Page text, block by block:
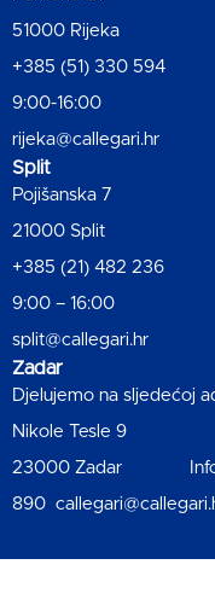
51000 Rijeka
+385 (51) 330 594
9:00-16:00
rijeka@callegari.hr
Split
Pojišanska 7
21000 Split
+385 (21) 482 236
9:00 – 16:00
split@callegari.hr
Zadar
Djelujemo na sljedećoj
Nikole Tesle 9
23000 Zadar
890